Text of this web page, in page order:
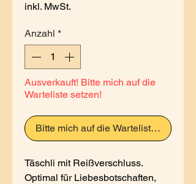
inkl. MwSt.
Anzahl *
Ausverkauft! Bitte mich auf die
Warteliste setzen!
Bitte mich auf die Warteliste setzen
Täschli mit Reißverschluss.
Optimal für Liebesbotschaften,